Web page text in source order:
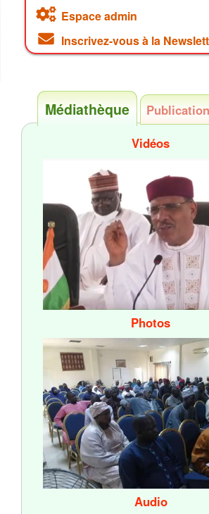
Espace admin
Inscrivez-vous à la
Médiathèque
Vidéos
Photos
Audio